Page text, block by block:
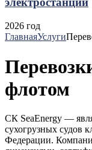
2026 год
ГлавнаяУслуги
флотом
СК SeaEnergy —
сухогрузных судов
Федерации.